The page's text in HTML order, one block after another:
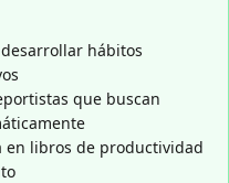
hábitos
que buscan
en libros de productividad